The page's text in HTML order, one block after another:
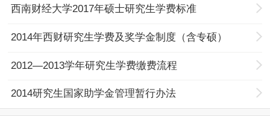
西南财经大学2017年硕士研究生学费标准
2014年西财研究生学费及奖学金制度（含专硕）
2012—2013学年研究生学费缴费流程
2014研究生国家助学金管理暂行办法